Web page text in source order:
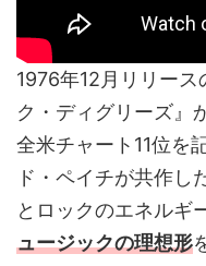
1976年12月リリー
ク・ディグリーズ』
全米チャート11位を
ド・ペイチが共作し
とロックのエネルギ
ュージックの理想形